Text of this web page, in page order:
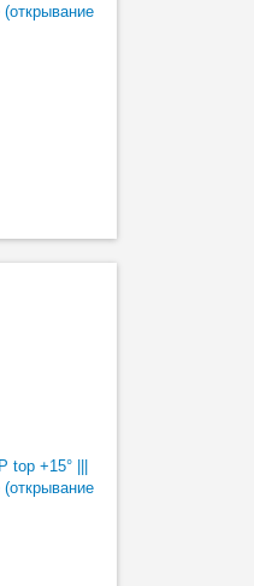
top +15° |||